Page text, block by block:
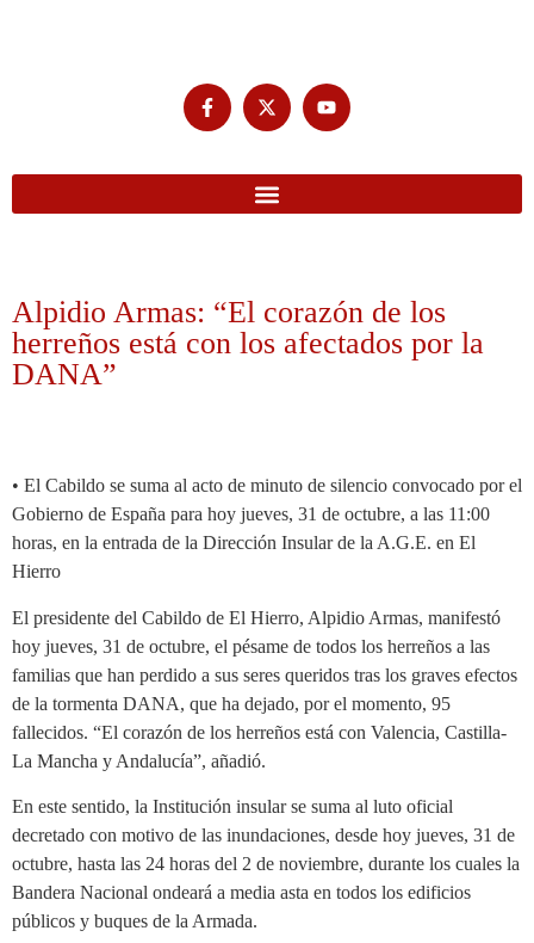
Alpidio Armas: “El corazón de los
herreños está con los afectados por la
DANA”
• El Cabildo se suma al acto de minuto de silencio convocado por el
Gobierno de España para hoy jueves, 31 de octubre, a las 11:00
horas, en la entrada de la Dirección Insular de la A.G.E. en El
Hierro
El presidente del Cabildo de El Hierro, Alpidio Armas, manifestó
hoy jueves, 31 de octubre, el pésame de todos los herreños a las
familias que han perdido a sus seres queridos tras los graves efectos
de la tormenta DANA, que ha dejado, por el momento, 95
fallecidos. “El corazón de los herreños está con Valencia, Castilla-
La Mancha y Andalucía”, añadió.
En este sentido, la Institución insular se suma al luto oficial
decretado con motivo de las inundaciones, desde hoy jueves, 31 de
octubre, hasta las 24 horas del 2 de noviembre, durante los cuales la
Bandera Nacional ondeará a media asta en todos los edificios
públicos y buques de la Armada.